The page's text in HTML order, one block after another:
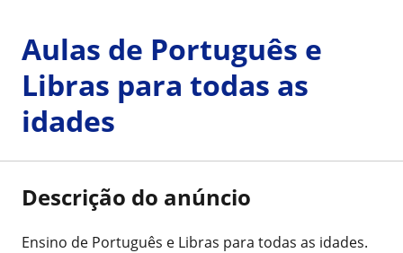
Aulas de Português e
Libras para todas as
idades
Descrição do anúncio
Ensino de Português e Libras para todas as idades.